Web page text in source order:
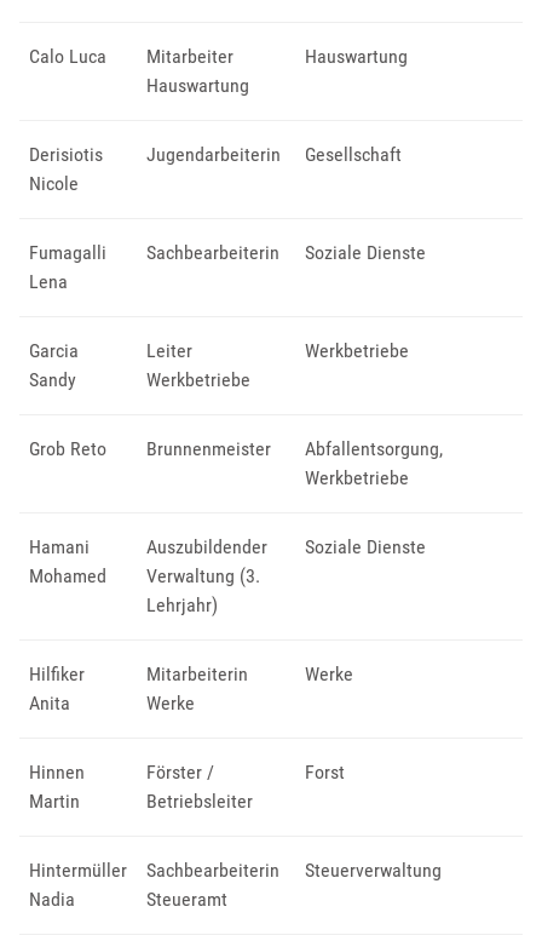
Calo Luca
Mitarbeiter
Hauswartung
Hauswartung
Derisiotis
Nicole
Jugendarbeiterin Gesellschaft
Fumagalli
Lena
Sachbearbeiterin Soziale Dienste
Garcia
Sandy
Leiter
Werkbetriebe
Werkbetriebe
Grob Reto Brunnenmeister Abfallentsorgung,
Werkbetriebe
Hamani
Mohamed
Auszubildender
Verwaltung (3.
Lehrjahr)
Soziale Dienste
Hilfiker
Anita
Mitarbeiterin
Werke
Werke
Hinnen
Martin
Förster /
Betriebsleiter
Forst
Hintermüller
Nadia
Sachbearbeiterin
Steueramt
Steuerverwaltung